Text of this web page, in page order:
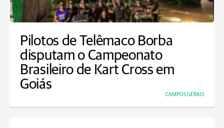
Pilotos de Telêmaco Borba
disputam o Campeonato
Brasileiro de Kart Cross em
Goiás
CAMPOS GERAIS